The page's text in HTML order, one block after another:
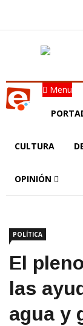
Menu
CULTURA
OPINIÓN
POLÍTICA
El
las
agua y